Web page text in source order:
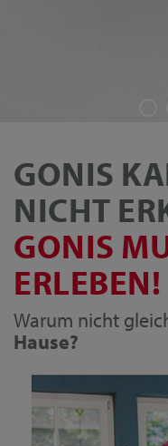
GONIS
NICHT
GONIS
ERLEBEN!
Warum nicht
Hause?